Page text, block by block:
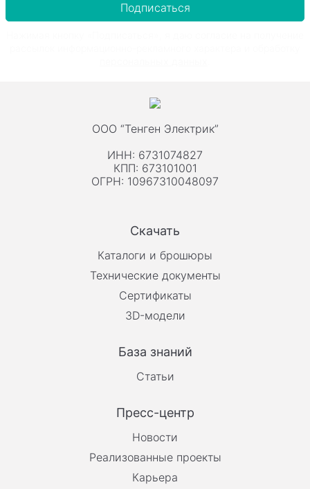
Подписаться
ООО “Тенген Электрик”
ИНН: 6731074827
КПП: 673101001
ОГРН: 10967310048097
Скачать
Каталоги и брошюры
Технические документы
Сертификаты
3D-модели
База знаний
Статьи
Пресс-центр
Новости
Реализованные проекты
Карьера